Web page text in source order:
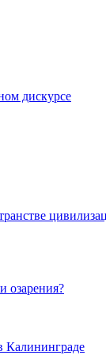
дискурсе
озарения?
Калининграде